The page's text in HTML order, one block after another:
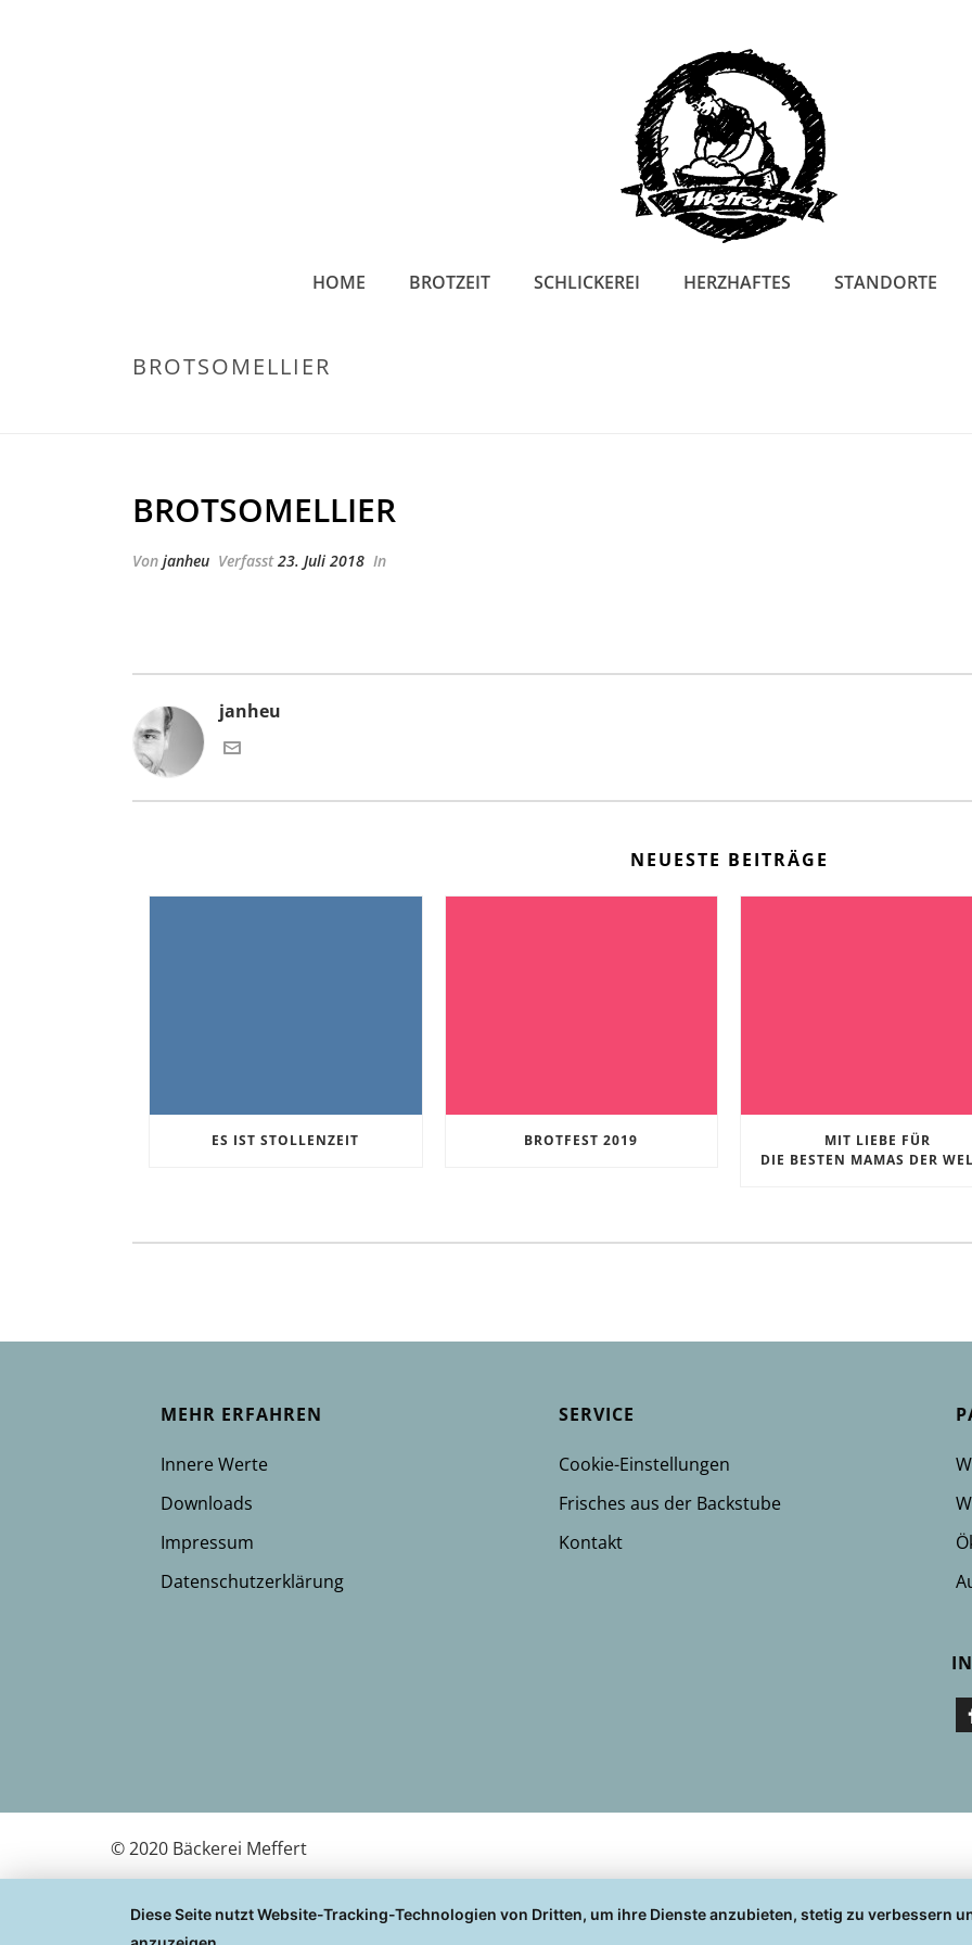
HOME BROTZEIT SCHLICKEREI HERZHAFTES STANDORTE
BROTSOMELLIER
BROTSOMELLIER
Von janheu Verfasst23. Juli 2018 In
janheu
NEUESTE BEITRÄGE
ES IST STOLLENZEIT BROTFEST 2019
MIT LIEBE FÜR
DIE BESTEN MAMAS DER
MEHR ERFAHREN
Innere Werte
Downloads
Impressum
Datenschutzerklärung
SERVICE
Cookie-Einstellungen
Frisches aus der Backstube
Kontakt
© 2020 Bäckerei Meffert
Diese Seite nutzt Website-Tracking-Technologien von Dritten, um ihre Dienste anzubieten, stetig zu verbessern